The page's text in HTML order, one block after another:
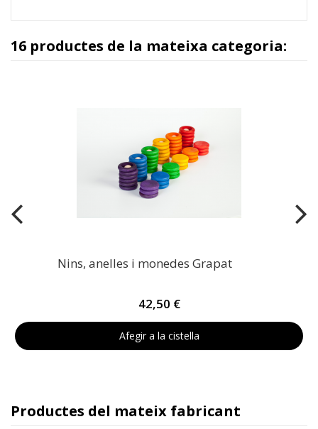
16 productes de la mateixa categoria:
Nins, anelles i monedes Grapat
42,50 €
Afegir a la cistella
Productes del mateix fabricant